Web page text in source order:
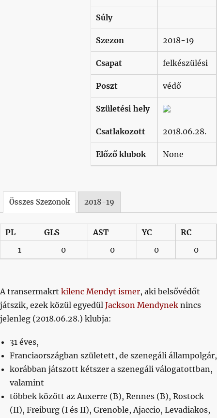
Súly
Szezon 2018-19
Csapat felkészülési
Poszt védő
Születési hely
Csatlakozott 2018.06.28.
Előző klubok None
Összes Szezonok 2018-19
PL GLS AST YC
RC
1
0 0 0 0
A transermakrt kilenc Mendyt ismer, aki belsővédőt
játszik, ezek közül egyedül Jackson Mendynek nincs
jelenleg (2018.06.28.) klubja:
31 éves,
Franciaországban született, de szenegáli állampolgár,
korábban játszott kétszer a szenegáli válogatottban,
valamint
többek között az Auxerre (B), Rennes (B), Rostock
(II), Freiburg (I és II), Grenoble, Ajaccio, Levadiakos,